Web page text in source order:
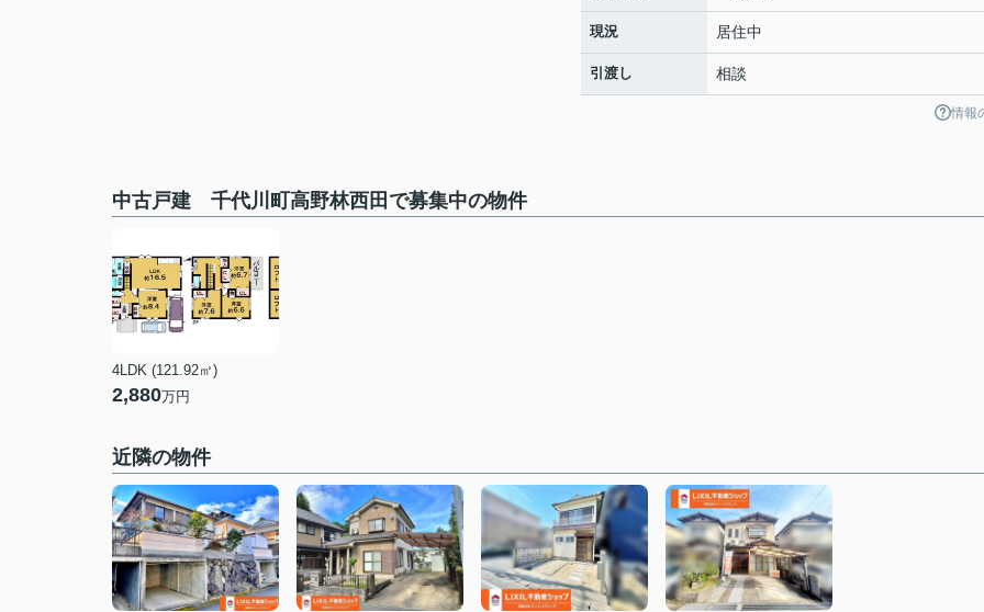
現況 居住中
引渡し 相談
情報
中古戸建 千代川町高野林西田で募集中の物件
4LDK (121.92㎡)
2,880万円
近隣の物件